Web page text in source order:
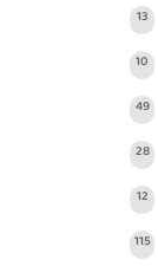
13
10
49
28
12
115